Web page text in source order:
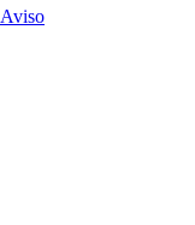
Aviso